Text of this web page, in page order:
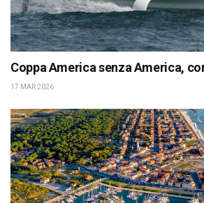
Coppa America senza America,
17 MAR 2026